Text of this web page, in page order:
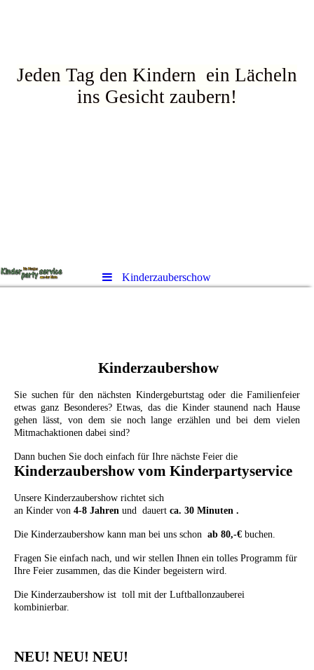
Jeden Tag den Kindern ein Lächeln
ins Gesicht zaubern!
Kinderzauberschow
Kinderzaubershow
Sie suchen für den nächsten Kindergeburtstag oder die Familienfeier
etwas ganz Besonderes? Etwas, das die Kinder staunend nach Hause
gehen lässt, von dem sie noch lange erzählen und bei dem vielen
Mitmachaktionen dabei sind?
Dann buchen Sie doch einfach für Ihre nächste Feier die
Kinderzaubershow vom Kinderpartyservice
Unsere Kinderzaubershow richtet sich
an Kinder von 4-8 Jahren und dauert ca. 30 Minuten .
Die Kinderzaubershow kann man bei uns schon ab 80,-€ buchen.
Fragen Sie einfach nach, und wir stellen Ihnen ein tolles Programm für
Ihre Feier zusammen, das die Kinder begeistern wird.
Die Kinderzaubershow ist toll mit der Luftballonzauberei
kombinierbar.
NEU! NEU! NEU!